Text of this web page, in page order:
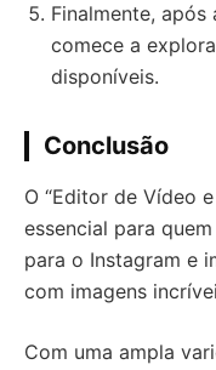
Finalmente,
comece a
disponíveis.
Conclusão
O “Editor de Vídeo
essencial para
para o Instagram e
com imagens
Com uma ampla